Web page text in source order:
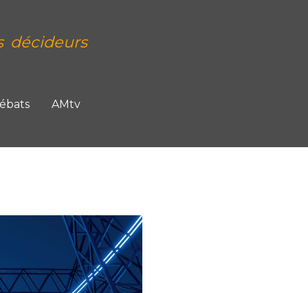
décideurs
AMtv